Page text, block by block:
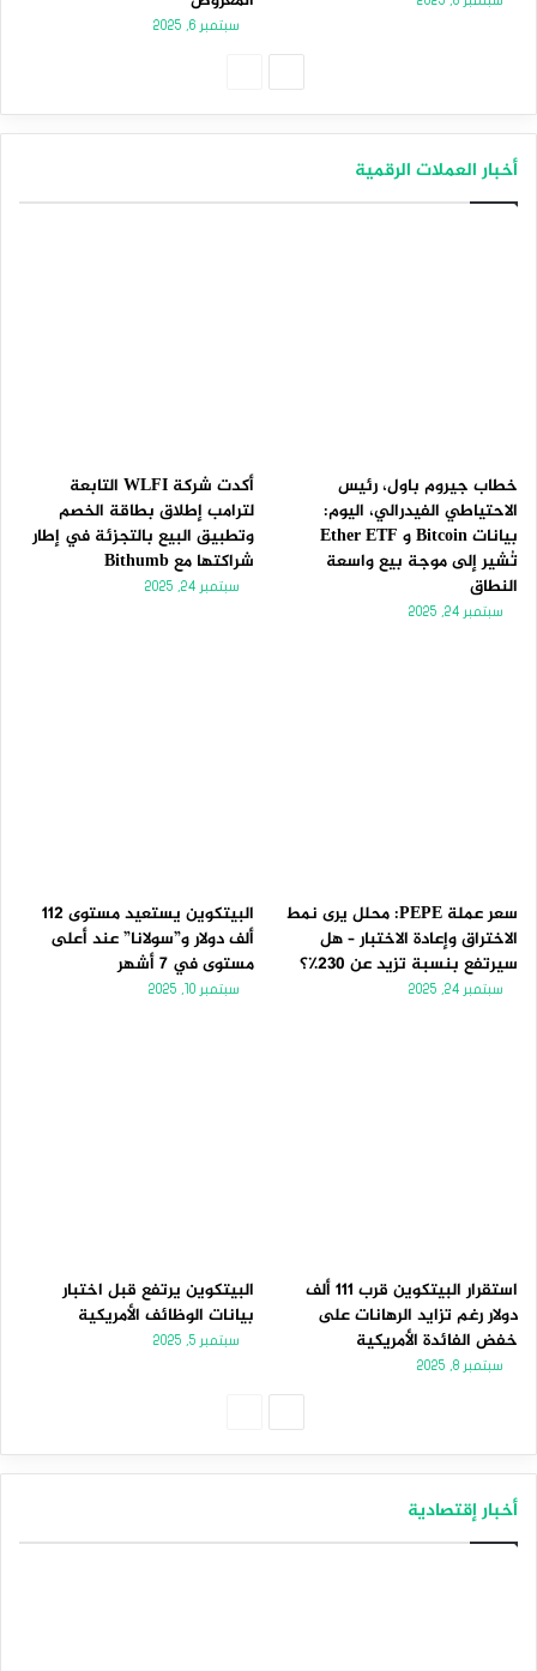
سبتمبر 6, 2025
أخبار العملات الرقمية
خطاب جيروم باول، رئيس
الاحتياطي الفيدرالي، اليوم:
بيانات Bitcoin و Ether ETF
تُشير إلى موجة بيع واسعة
النطاق
سبتمبر 24, 2025
أكدت شركة WLFI التابعة
لترامب إطلاق بطاقة الخصم
وتطبيق البيع بالتجزئة في إطار
شراكتها مع Bithumb
سبتمبر 24, 2025
سعر عملة PEPE: محلل يرى نمط
الاختراق وإعادة الاختبار – هل
سيرتفع بنسبة تزيد عن 230٪؟
سبتمبر 24, 2025
البيتكوين يستعيد مستوى 112
ألف دولار و”سولانا” عند أعلى
مستوى في 7 أشهر
سبتمبر 10, 2025
استقرار البيتكوين قرب 111 ألف
دولار رغم تزايد الرهانات على
خفض الفائدة الأمريكية
سبتمبر 8, 2025
البيتكوين يرتفع قبل اختبار
بيانات الوظائف الأمريكية
سبتمبر 5, 2025
أخبار إقتصادية